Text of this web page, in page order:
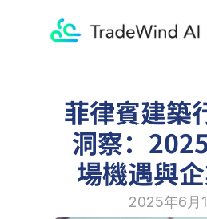
菲律賓建築
洞察：
場機遇與
2025年6月